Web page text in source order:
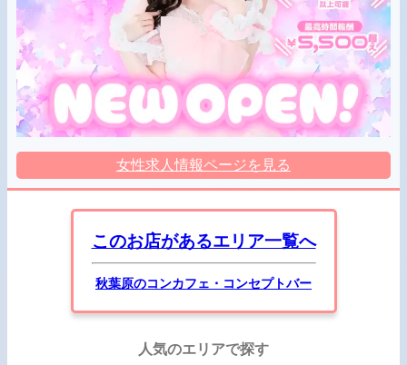
女性求人情報ページを見る
このお店があるエリア一覧へ
秋葉原のコンカフェ・コンセプトバー
人気のエリアで探す